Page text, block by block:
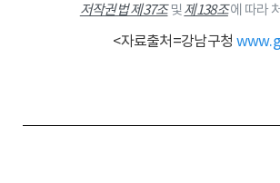
저작권법 제37조및제138조에 따라
<자료출처=강남구청